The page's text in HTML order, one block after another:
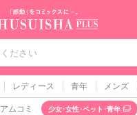
秋水
レディース 青年 メンズ
アムコミ 少女･女性･ペット･青年